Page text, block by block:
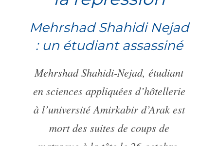
Mehrshad Shahidi Nejad
: un étudiant assassiné
Mehrshad Shahidi-Nejad, étudiant
en sciences appliquées d’hôtellerie
à l’université Amirkabir d’Arak est
mort des suites de coups de